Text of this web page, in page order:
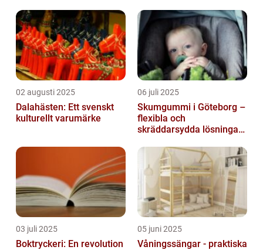
02 augusti 2025
Dalahästen: Ett svenskt
kulturellt varumärke
06 juli 2025
Skumgummi i Göteborg –
flexibla och
skräddarsydda lösningar
03 juli 2025
Boktryckeri: En revolution
05 juni 2025
Våningssängar - praktiska